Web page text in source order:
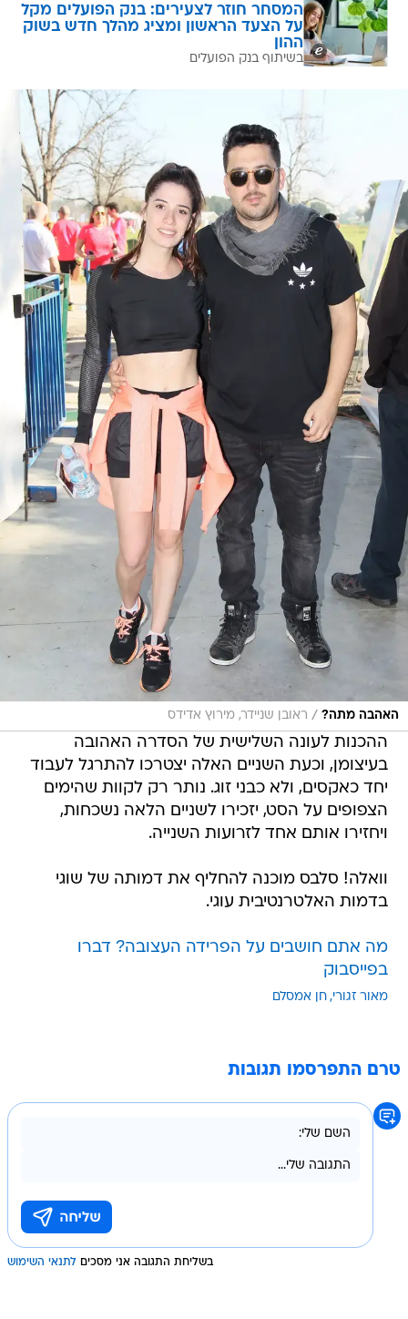
המסחר חוזר לצעירים: בנק הפועלים מקל
על הצעד הראשון ומציג מהלך חדש בשוק
ההון
בשיתוף בנק הפועלים
האהבה מתה? / ראובן שניידר, מירוץ אדידס
ההכנות לעונה השלישית של הסדרה האהובה
בעיצומן, וכעת השניים האלה יצטרכו להתרגל לעבוד
יחד כאקסים, ולא כבני זוג. נותר רק לקוות שהימים
הצפופים על הסט, יזכירו לשניים הלאה נשכחות,
ויחזירו אותם אחד לזרועות השנייה.
וואלה! סלבס מוכנה להחליף את דמותה של שוגי
בדמות האלטרנטיבית עוגי.
מה אתם חושבים על הפרידה העצובה? דברו
בפייסבוק
מאור זגורי חן אמסלם
טרם התפרסמו תגובות
בשליחת התגובה אני מסכים לתנאי השימוש